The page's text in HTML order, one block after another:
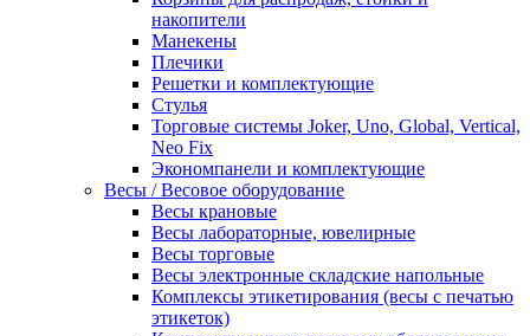
накопители
Манекены
Плечики
Решетки и комплектующие
Стулья
Торговые системы Joker, Uno, Global, Vertical,
Neo Fix
Экономпанели и комплектующие
Весы / Весовое оборудование
Весы крановые
Весы лабораторные, ювелирные
Весы торговые
Весы электронные складские напольные
Комплексы этикетирования (весы с печатью
этикеток)